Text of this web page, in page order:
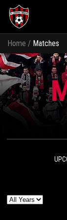
Home / Matches